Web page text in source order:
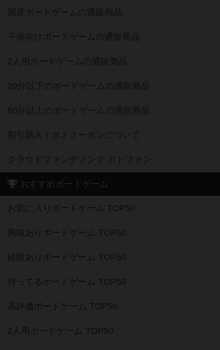
国産ボードゲームの通販商品
子供向けボードゲームの通販商品
2人用ボードゲームの通販商品
20分以下のボードゲームの通販商品
60分以上のボードゲームの通販商品
割引購入！ボドクーポンについて
クラウドファンディング ボドファン
おすすめボードゲーム
お気に入りボードゲーム TOP50
興味ありボードゲーム TOP50
経験ありボードゲーム TOP50
持ってるボードゲーム TOP50
高評価ボードゲーム TOP50
2人用ボードゲーム TOP50